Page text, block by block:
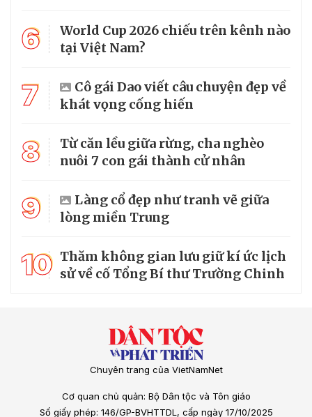
6
World Cup 2026 chiếu trên kênh nào
tại Việt Nam?
7
Cô gái Dao viết câu chuyện đẹp về
khát vọng cống hiến
8
Từ căn lều giữa rừng, cha nghèo
nuôi 7 con gái thành cử nhân
9
Làng cổ đẹp như tranh vẽ giữa
lòng miền Trung
10 Thăm không gian lưu giữ kí ức lịch
sử về cố Tổng Bí thư Trường Chinh
Chuyên trang của VietNamNet
Cơ quan chủ quản: Bộ Dân tộc và Tôn giáo
Số giấy phép: 146/GP-BVHTTDL, cấp ngày 17/10/2025